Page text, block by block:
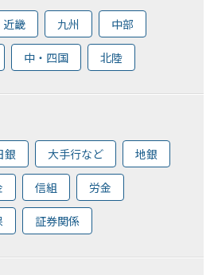
近畿 九州 中部
中・四国 北陸
銀 大手行など 地銀
信組 労金
証券関係